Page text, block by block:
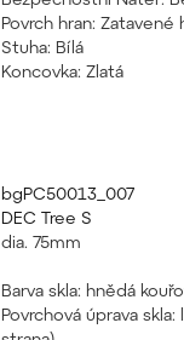
Povrch hran: Zatavené
Stuha: Bílá
Koncovka: Zlatá
bgPC50013_007
DEC Tree S
dia. 75mm
Barva skla: hnědá
Povrchová úprava